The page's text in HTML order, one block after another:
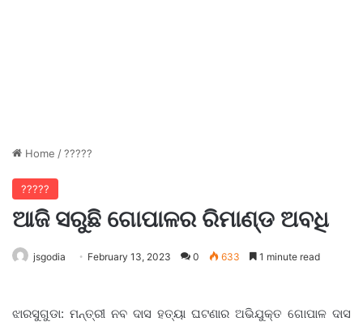
Home /?????
?????
ଆଜି ସରୁଛି ଗୋପାଳର ରିମାଣ୍ଡ ଅବଧି
jsgodia February 13, 2023 0 633 1 minute read
ଝାରସୁଗୁଡା: ମନ୍ତ୍ରୀ ନବ ଦାସ ହତ୍ୟା ଘଟଣାର ଅଭିଯୁକ୍ତ ଗୋପାଳ ଦାସ